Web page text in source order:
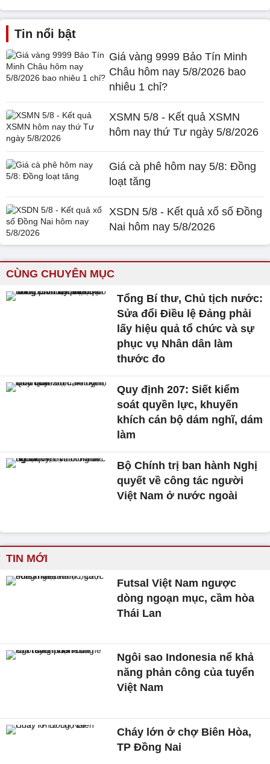
Tin nổi bật
Giá vàng 9999 Bảo Tín Minh
Châu hôm nay 5/8/2026 bao
nhiêu 1 chỉ?
XSMN 5/8 - Kết quả XSMN
hôm nay thứ Tư ngày 5/8/2026
Giá cà phê hôm nay 5/8: Đồng
loạt tăng
XSDN 5/8 - Kết quả xổ số Đồng
Nai hôm nay 5/8/2026
CÙNG CHUYÊN MỤC
Tổng Bí thư, Chủ tịch nước:
Sửa đổi Điều lệ Đảng phải
lấy hiệu quả tổ chức và sự
phục vụ Nhân dân làm
thước đo
Quy định 207: Siết kiểm
soát quyền lực, khuyến
khích cán bộ dám nghĩ, dám
làm
Bộ Chính trị ban hành Nghị
quyết về công tác người
Việt Nam ở nước ngoài
TIN MỚI
Futsal Việt Nam ngược
dòng ngoạn mục, cầm hòa
Thái Lan
Ngôi sao Indonesia nể khả
năng phản công của tuyển
Việt Nam
Cháy lớn ở chợ Biên Hòa,
TP Đồng Nai